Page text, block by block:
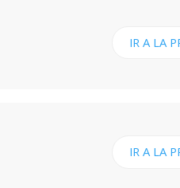
IR A LA
IR A LA